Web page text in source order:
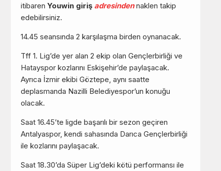
itibaren Youwin giriş adresindennaklen takip
edebilirsiniz.
14.45 seansında 2 karşılaşma birden oynanacak.
Tff 1. Lig’de yer alan 2 ekip olan Gençlerbirliği ve
Hatayspor kozlarını Eskişehir’de paylaşacak.
Ayrıca İzmir ekibi Göztepe, aynı saatte
deplasmanda Nazilli Belediyespor’un konuğu
olacak.
Saat 16.45’te ligde başarılı bir sezon geçiren
Antalyaspor, kendi sahasında Darıca Gençlerbirliği
ile kozlarını paylaşacak.
Saat 18.30’da Süper Lig’deki kötü performansı ile